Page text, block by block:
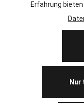
Erfahrung bieten
Nur